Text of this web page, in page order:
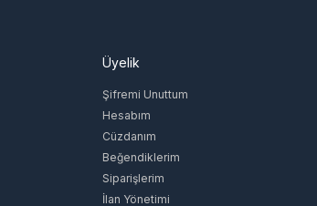
Üyelik
Şifremi Unuttum
Hesabım
Cüzdanım
Beğendiklerim
Siparişlerim
İlan Yönetimi